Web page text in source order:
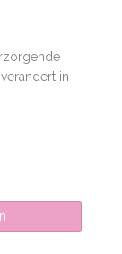
in